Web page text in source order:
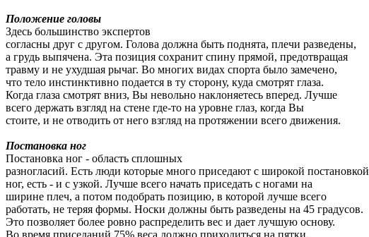
Положение головы
Здесь большинство экспертов
согласны друг с другом. Голова должна быть поднята, плечи разведены,
а грудь выпячена. Эта позиция сохранит спину прямой, предотвращая
травму и не ухудшая рычаг. Во многих видах спорта было замечено,
что тело инстинктивно подается в ту сторону, куда смотрят глаза.
Когда глаза смотрят вниз, Вы невольно наклоняетесь вперед. Лучше
всего держать взгляд на стене где-то на уровне глаз, когда Вы
стоите, и не отводить от него взгляд на протяжении всего движения.
Постановка ног
Постановка ног - область сплошных
разногласий. Есть люди которые много приседают с широкой постановкой
ног, есть - и с узкой. Лучше всего начать приседать с ногами на
ширине плеч, а потом подобрать позицию, в которой лучше всего
работать, не теряя формы. Носки должны быть разведены на 45 градусов.
Это позволяет более ровно распределить вес и дает лучшую основу.
Во время приседаний 75% веса должно приходиться на пятки.